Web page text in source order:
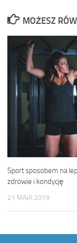
MOŻESZ
Sport sposobem na
zdrowie i kondycję
21 MAJA 2019